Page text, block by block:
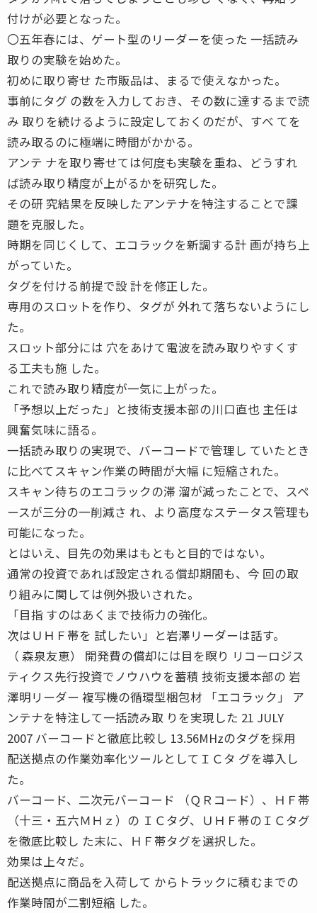
付けが必要となった。
〇五年春には、ゲート型のリーダーを使った 一括読み
取りの実験を始めた。
初めに取り寄せ た市販品は、まるで使えなかった。
事前にタグ の数を入力しておき、その数に達するまで読
み 取りを続けるように設定しておくのだが、すべ てを
読み取るのに極端に時間がかかる。
アンテ ナを取り寄せては何度も実験を重ね、どうすれ
ば読み取り精度が上がるかを研究した。
その研 究結果を反映したアンテナを特注することで課
題を克服した。
時期を同じくして、エコラックを新調する計 画が持ち上
がっていた。
タグを付ける前提で設 計を修正した。
専用のスロットを作り、タグが 外れて落ちないようにし
た。
スロット部分には 穴をあけて電波を読み取りやすくす
る工夫も施 した。
これで読み取り精度が一気に上がった。
「予想以上だった」と技術支援本部の川口直也 主任は
興奮気味に語る。
一括読み取りの実現で、バーコードで管理し ていたとき
に比べてスキャン作業の時間が大幅 に短縮された。
スキャン待ちのエコラックの滞 溜が減ったことで、スペ
ースが三分の一削減さ れ、より高度なステータス管理も
可能になった。
とはいえ、目先の効果はもともと目的ではない。
通常の投資であれば設定される償却期間も、今 回の取
り組みに関しては例外扱いされた。
「目指 すのはあくまで技術力の強化。
次はＵＨＦ帯を 試したい」と岩澤リーダーは話す。
（ 森泉友恵） 開発費の償却には目を瞑り リコーロジス
ティクス先行投資でノウハウを蓄積 技術支援本部の 岩
澤明リーダー 複写機の循環型梱包材 「エコラック」 ア
ンテナを特注して一括読み取 りを実現した 21 JULY
2007 バーコードと徹底比較し 13.56MHzのタグを採用
配送拠点の作業効率化ツールとしてＩＣタ グを導入し
た。
バーコード、二次元バーコード （ＱＲコード）、ＨＦ帯
（十三・五六ＭＨｚ）の ＩＣタグ、ＵＨＦ帯のＩＣタグ
を徹底比較し た末に、ＨＦ帯タグを選択した。
効果は上々だ。
配送拠点に商品を入荷して からトラックに積むまでの
作業時間が二割短縮 した。